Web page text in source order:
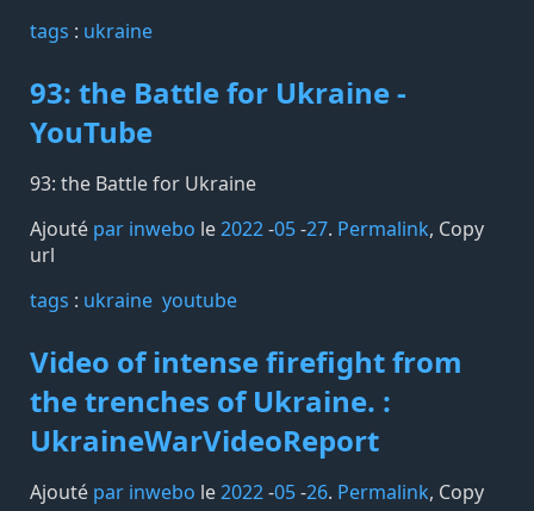
tags️ : ukraine
93: the Battle for Ukraine -
YouTube
93: the Battle for Ukraine
Ajouté par inwebo le2022-05-27. Permalink, Copy
url
tags️ : ukraine youtube
Video of intense firefight from
the trenches of Ukraine. :
UkraineWarVideoReport
Ajouté par inwebo le2022-05-26. Permalink, Copy